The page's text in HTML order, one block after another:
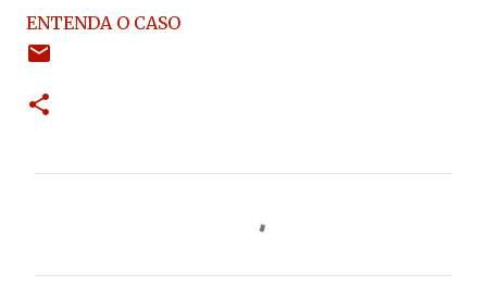
ENTENDA O CASO